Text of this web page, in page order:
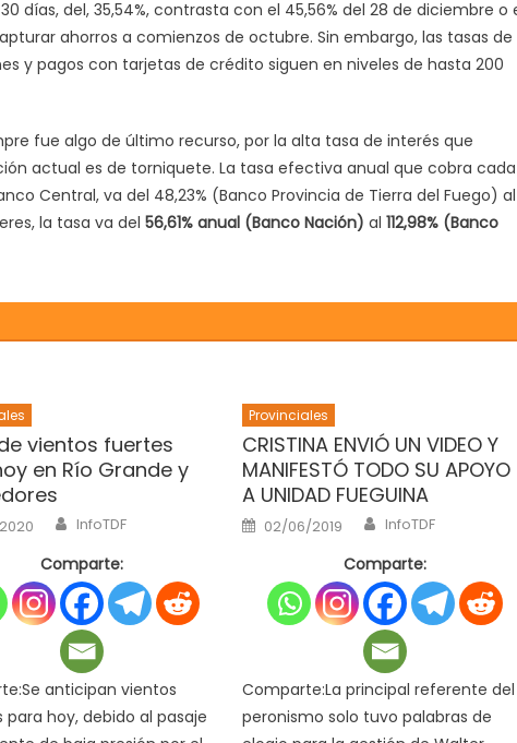
días, del, 35,54%, contrasta con el 45,56% del 28 de diciembre o
ahorros a comienzos de octubre. Sin embargo, las tasas de
y pagos con tarjetas de crédito siguen en niveles de hasta 200
fue algo de último recurso, por la alta tasa de interés que
actual es de torniquete. La tasa efectiva anual que cobra cada
Central, va del 48,23% (Banco Provincia de Tierra del Fuego) al
la tasa va del 56,61% anual (Banco Nación) al 112,98% (Banco
vientos fuertes
en Río Grande y
Author
InfoTDF
Comparte:
anticipan vientos
para hoy, debido al pasaje
Provinciales
CRISTINA ENVIÓ UN VIDEO Y
MANIFESTÓ TODO SU APOYO
A UNIDAD FUEGUINA
Posted
on
02/06/2019 Author
InfoTDF
Comparte:
Comparte:La principal referente del
peronismo solo tuvo palabras de